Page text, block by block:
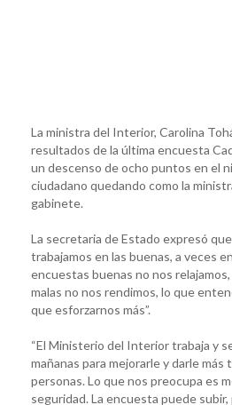
La ministra del Interior, Carolina
resultados de la última encuesta
un descenso de ocho puntos en el
ciudadano quedando como la
gabinete.
La secretaria de Estado expresó
trabajamos en las buenas, a veces
encuestas buenas no nos
malas no nos rendimos, lo que
que esforzarnos más”.
“El Ministerio del Interior trabaja y
mañanas para mejorarle y darle más
personas. Lo que nos preocupa es
seguridad. La encuesta puede